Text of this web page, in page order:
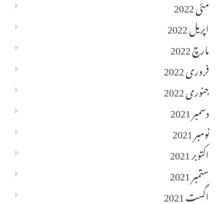
مئی 2022
اپریل 2022
مارچ 2022
فروری 2022
جنوری 2022
دسمبر 2021
نومبر 2021
اکتوبر 2021
ستمبر 2021
اگست 2021